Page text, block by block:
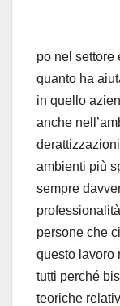
po nel settore
quanto ha
in quello
anche
ambienti più
sempre
persone che
questo lavoro
tutti perché
teoriche